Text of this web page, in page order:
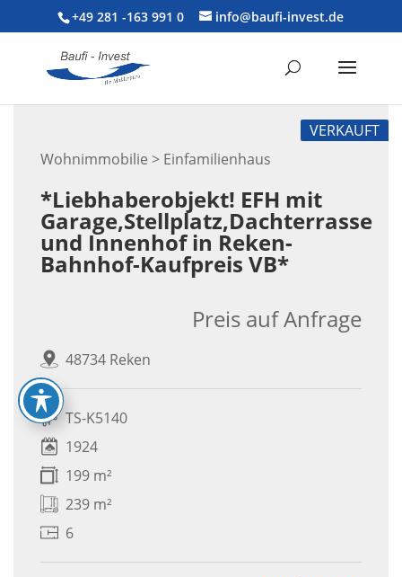
+49 281 -163 991 0 info@baufi-invest.de
Wohnimmobilie > Einfamilienhaus
VERKAUFT
*Liebhaberobjekt! EFH mit
Garage,Stellplatz,Dachterrasse
und Innenhof in Reken-
Bahnhof-Kaufpreis VB*
48734 Reken
Preis auf Anfrage
TS-K5140
1924
199 m²
239 m²
6